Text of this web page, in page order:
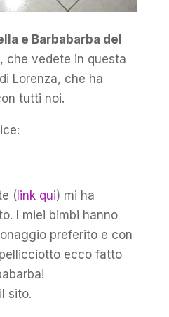
e Barbabarba del
, che vedete in questa
Lorenza, che ha
tutti noi.
(link qui) mi ha
I miei bimbi hanno
preferito e con
ecco fatto
sito.